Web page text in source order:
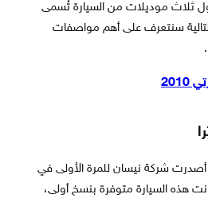
ثلاث موديلات من السيارة تُسمى
سنتعرف على أهم مواصفات
: عام 1982 أصدرت شركة نيسان للمرة الأولى في
هذه السيارة متوفرة بنسخ أولى،